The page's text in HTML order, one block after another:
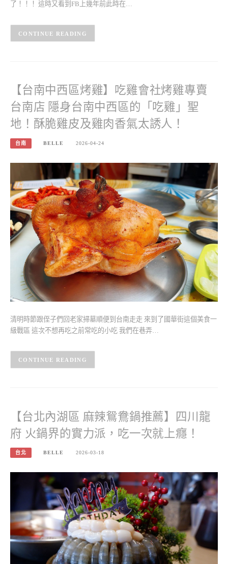
了！！！ 這時又看到FB上幾年前此時在…
CONTINUE READING
【台南中西區烤雞】吃雞會社烤雞專賣
台南店 隱身台南中西區的「吃雞」聖
地！酥脆雞皮及雞肉香氣太誘人！
台南 BELLE 2026-04-24
清明時節跟侄子們回老家掃墓順便到台南走走 來到了國華街這個美食一
級戰區 這次不想再吃之前常吃的小吃 我們在巷弄…
CONTINUE READING
【台北內湖區 麻辣鴛鴦鍋推薦】四川龍
府 火鍋界的實力派，吃一次就上癮！
台北 BELLE 2026-03-18